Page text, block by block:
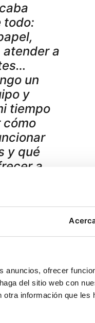
anuncios, ofrecer
del sitio web con
información que les
todo:
a
un
y
tiempo
cómo
y qué
a